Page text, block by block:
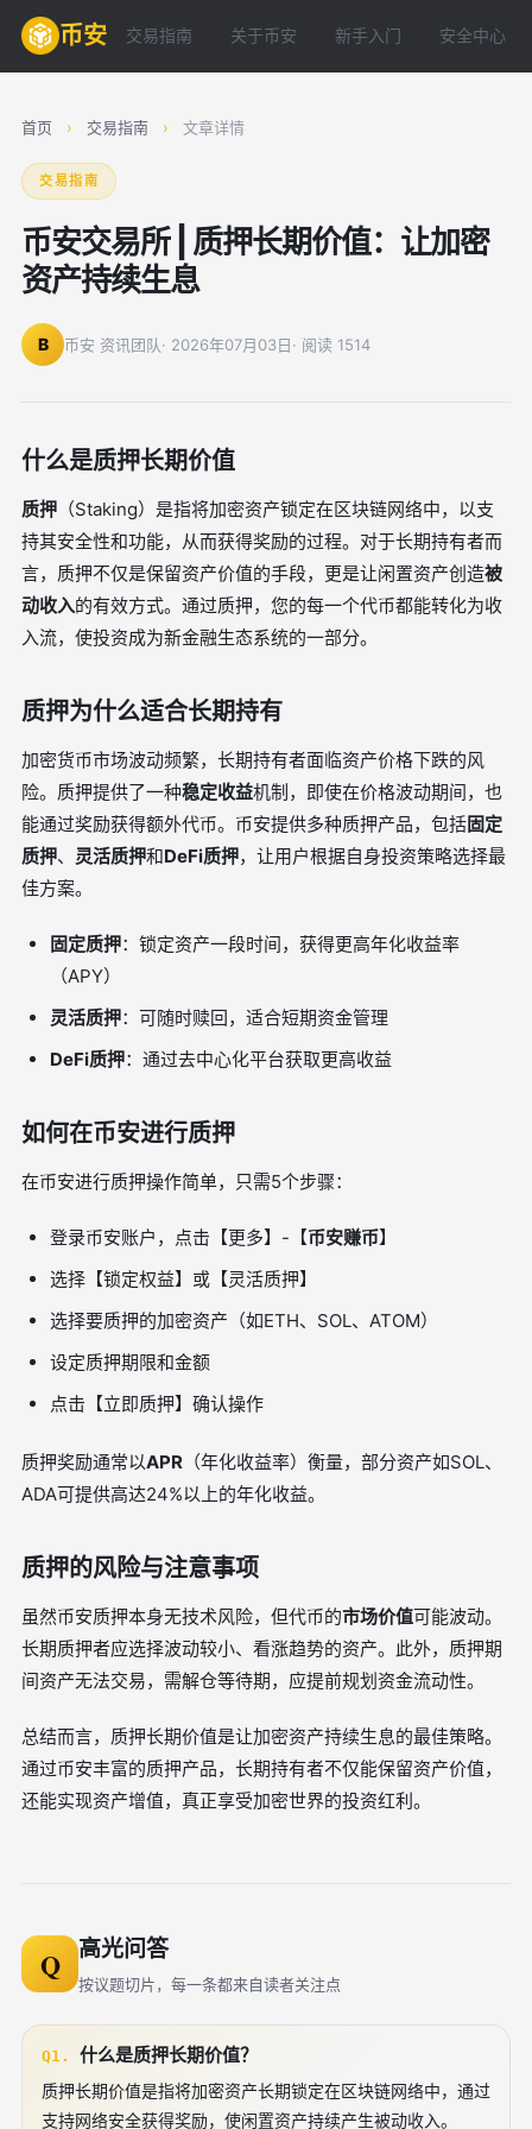
币安 交易指南 关于币安 新手入门 安全中心
首页 › 交易指南 › 文章详情
交易指南
币安交易所 | 质押长期价值：让加密
资产持续生息
B 币安 资讯团队· 2026年07月03日· 阅读 1514
什么是质押长期价值
质押 （Staking）是指将加密资产锁定在区块链网络中，以支
持其安全性和功能，从而获得奖励的过程。对于长期持有者而
言，质押不仅是保留资产价值的手段，更是让闲置资产创造被
动收入的有效方式。通过质押，您的每一个代币都能转化为收
入流，使投资成为新金融生态系统的一部分。
质押为什么适合长期持有
加密货币市场波动频繁，长期持有者面临资产价格下跌的风
险。质押提供了一种稳定收益机制，即使在价格波动期间，也
能通过奖励获得额外代币。币安提供多种质押产品，包括固定
质押、 灵活质押和DeFi质押，让用户根据自身投资策略选择最
佳方案。
固定质押：锁定资产一段时间，获得更高年化收益率
（APY）
灵活质押：可随时赎回，适合短期资金管理
DeFi质押：通过去中心化平台获取更高收益
如何在币安进行质押
在币安进行质押操作简单，只需5个步骤：
登录币安账户，点击【更多】-【币安赚币】
选择【锁定权益】或【灵活质押】
选择要质押的加密资产（如ETH、SOL、ATOM）
设定质押期限和金额
点击【立即质押】确认操作
质押奖励通常以APR （年化收益率）衡量，部分资产如SOL、
ADA可提供高达24%以上的年化收益。
质押的风险与注意事项
虽然币安质押本身无技术风险，但代币的市场价值可能波动。
长期质押者应选择波动较小、看涨趋势的资产。此外，质押期
间资产无法交易，需解仓等待期，应提前规划资金流动性。
总结而言，质押长期价值是让加密资产持续生息的最佳策略。
通过币安丰富的质押产品，长期持有者不仅能保留资产价值，
还能实现资产增值，真正享受加密世界的投资红利。
Q 高光问答
按议题切片，每一条都来自读者关注点
Q1. 什么是质押长期价值？
质押长期价值是指将加密资产长期锁定在区块链网络中，通过
支持网络安全获得奖励，使闲置资产持续产生被动收入。